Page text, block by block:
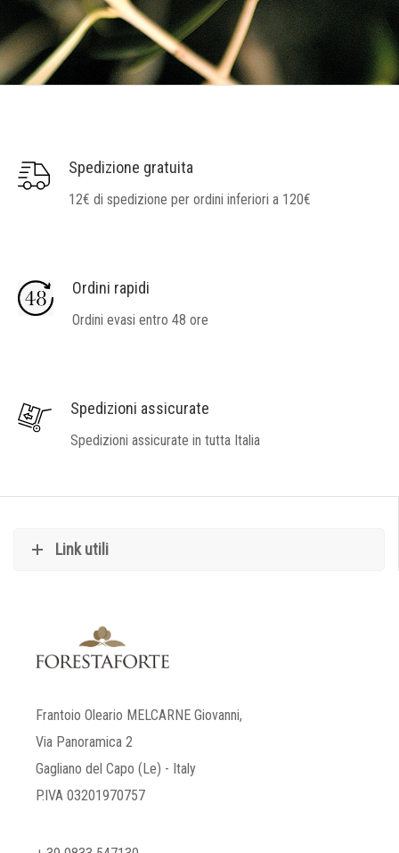
Spedizione gratuita
12€ di spedizione per ordini inferiori a 120€
Ordini rapidi
Ordini evasi entro 48 ore
Spedizioni assicurate
Spedizioni assicurate in tutta Italia
Link utili
Frantoio Oleario MELCARNE Giovanni,
Via Panoramica 2
Gagliano del Capo (Le) - Italy
P.IVA 03201970757